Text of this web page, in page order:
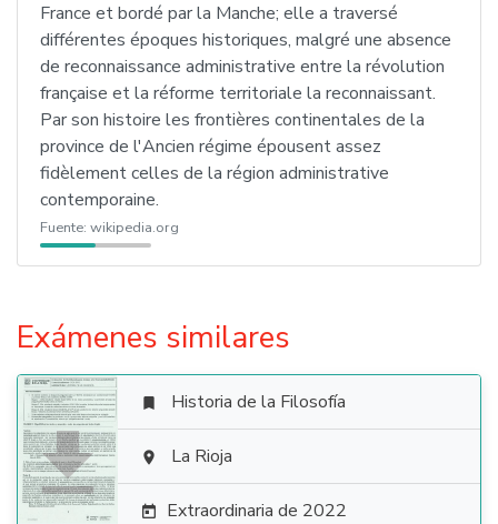
France et bordé par la Manche; elle a traversé
différentes époques historiques, malgré une absence
de reconnaissance administrative entre la révolution
française et la réforme territoriale la reconnaissant.
Par son histoire les frontières continentales de la
province de l'Ancien régime épousent assez
fidèlement celles de la région administrative
contemporaine.
Fuente: wikipedia.org
Exámenes similares

 Historia de la Filosofía
 La Rioja
 Extraordinaria de 2022